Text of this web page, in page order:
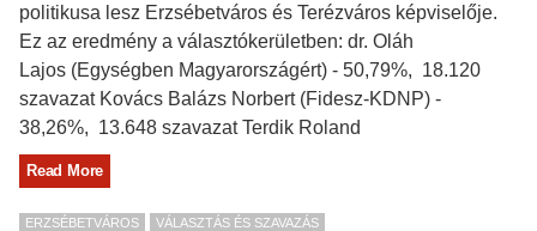
politikusa lesz Erzsébetváros és Terézváros képviselője.
Ez az eredmény a választókerületben: dr. Oláh
Lajos (Egységben Magyarországért) - 50,79%, 18.120
szavazat Kovács Balázs Norbert (Fidesz-KDNP) -
38,26%, 13.648 szavazat Terdik Roland
Read More
ERZSÉBETVÁROS VÁLASZTÁS ÉS SZAVAZÁS